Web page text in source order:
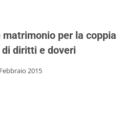
per la coppia
diritti e doveri
2015